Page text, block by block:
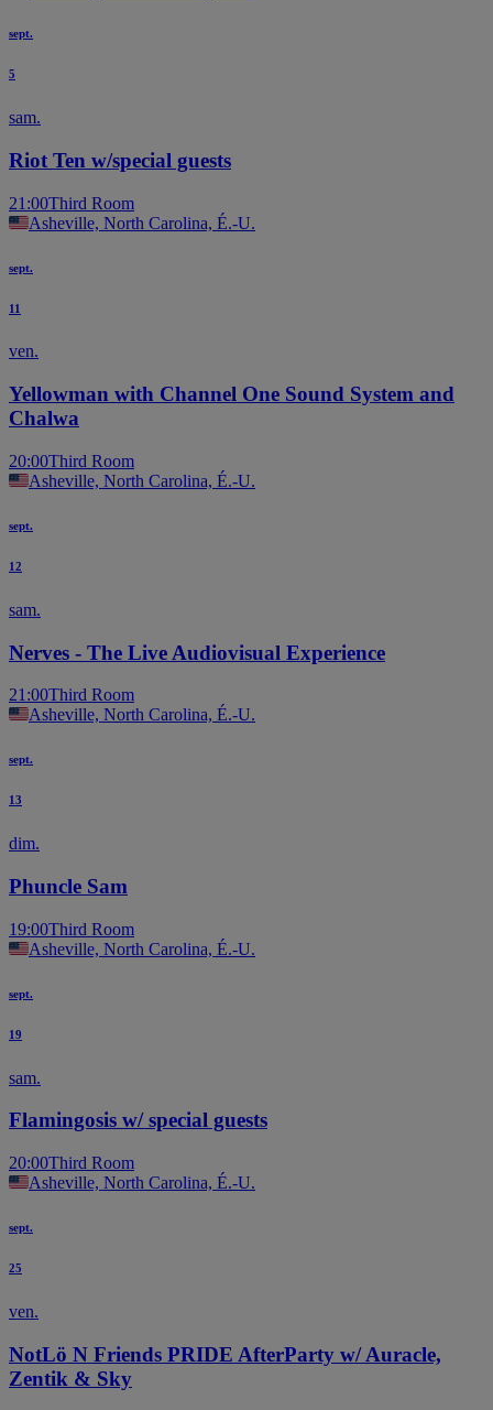
sept.
5
sam.
Riot Ten w/special guests
21:00Third Room
Asheville, North Carolina, É.-U.
sept.
11
ven.
Yellowman with Channel One Sound System and
Chalwa
20:00Third Room
Asheville, North Carolina, É.-U.
sept.
12
sam.
Nerves - The Live Audiovisual Experience
21:00Third Room
Asheville, North Carolina, É.-U.
sept.
13
dim.
Phuncle Sam
19:00Third Room
Asheville, North Carolina, É.-U.
sept.
19
sam.
Flamingosis w/ special guests
20:00Third Room
Asheville, North Carolina, É.-U.
sept.
25
ven.
NotLö N Friends PRIDE AfterParty w/ Auracle,
Zentik & Sky